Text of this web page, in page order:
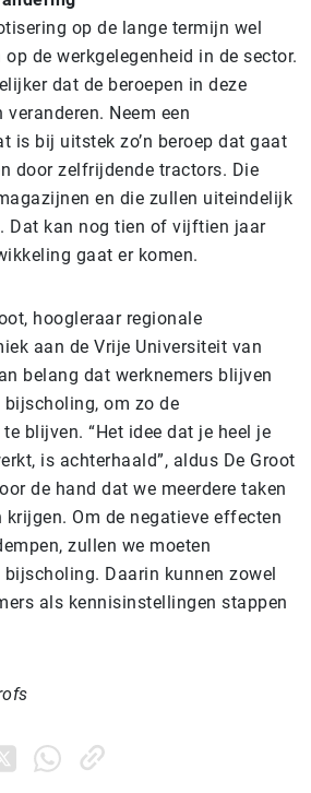
op de lange termijn wel
de werkgelegenheid in de sector.
dat de beroepen in deze
Neem een
is bij uitstek zo’n beroep dat gaat
door zelfrijdende tractors. Die
en die zullen uiteindelijk
Dat kan nog tien of vijftien jaar
gaat er komen.
hoogleraar regionale
aan de Vrije Universiteit van
belang dat werknemers blijven
bijscholing, om zo de
blijven. “Het idee dat je heel je
is achterhaald”, aldus De Groot
de hand dat we meerdere taken
Om de negatieve effecten
zullen we moeten
bijscholing. Daarin kunnen zowel
als kennisinstellingen stappen